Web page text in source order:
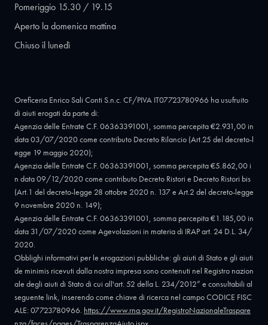
Pomeriggio 15.30 / 19.15
Aperto la domenica mattina
Chiuso il lunedì
Oreficeria Enrico Sali Conti S.n.c. CF/PIVA IT07723780966 ha usufruito
di aiuti erogati da parte di:
Agenzia delle Entrate C.F. 06363391001, somma percepita €2.931,00 in
data 03/07/2020 come contributo Decreto Rilancio (Art.25 del decreto-l
egge 19 maggio 2020);
Agenzia delle Entrate C.F. 06363391001, somma percepita €5.862,00 i
n data 09/12/2020 come contributo Decreto Ristori e Decreto Ristori bis
(Art.1 del decreto-legge 28 ottobre 2020 n. 137 e Art.2 del decreto-legge
9 novembre 2020 n. 149);
Agenzia delle Entrate C.F. 06363391001, somma percepita €1.185,00 in
data 31/07/2020 come Agevolazioni in materia di IRAP art. 24 D.L. 34/
2020.
Obblighi informativi per le erogazioni pubbliche: gli aiuti di Stato e gli aiuti
de minimis ricevuti dalla nostra impresa sono contenuti nel Registro nazion
ale degli aiuti di Stato di cui all'art. 52 della L. 234/2012” e consultabili al
seguente link, inserendo come chiave di ricerca nel campo CODICE FISC
ALE: 07723780966. https://www.rna.gov.it/RegistroNazionaleTraspare